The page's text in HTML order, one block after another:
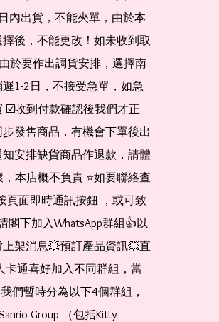
內出貨，不能夾單，由於本
後，不能更改！如未收到取
於要作出調貨安排，選擇南
1-2日，不接受急單，如急
☑️收到付款確認後我們才正
發售商品，有機會下單後出
安排缺貨商品作退款，請體
本店概不負責 ⭐️如要聯絡查
頁面即時通訊按鈕 ，或可致
閣下加入WhatsApp群組👍以
架消息💥預訂產品資訊💥直
通喜好加入不同群組，當
們暫時分為以下4個群組，
Group （包括Kitty